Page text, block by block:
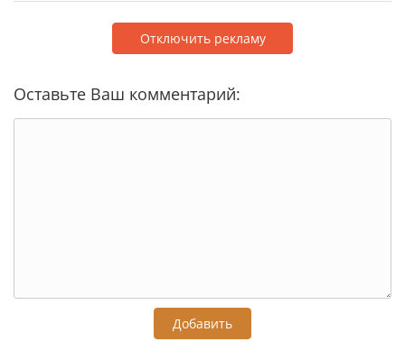
Отключить рекламу
Оставьте Ваш комментарий:
Добавить